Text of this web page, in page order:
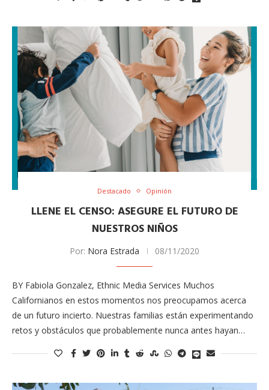
Destacado Opinión
LLENE EL CENSO: ASEGURE EL FUTURO DE
NUESTROS NIÑOS
Por: Nora Estrada 08/11/2020
BY Fabiola Gonzalez, Ethnic Media Services Muchos
Californianos en estos momentos nos preocupamos acerca
de un futuro incierto. Nuestras familias están experimentando
retos y obstáculos que probablemente nunca antes hayan…